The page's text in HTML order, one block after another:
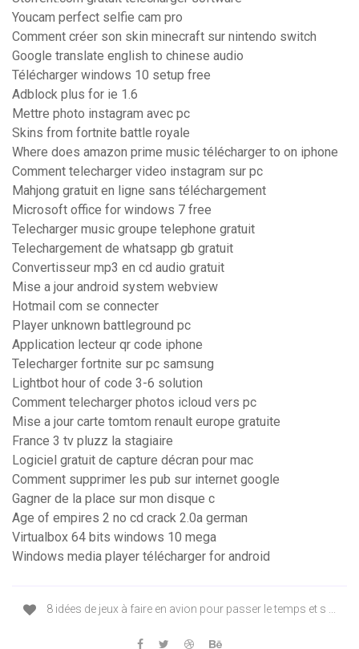
Youcam perfect selfie cam pro
Comment créer son skin minecraft sur nintendo switch
Google translate english to chinese audio
Télécharger windows 10 setup free
Adblock plus for ie 1.6
Mettre photo instagram avec pc
Skins from fortnite battle royale
Where does amazon prime music télécharger to on iphone
Comment telecharger video instagram sur pc
Mahjong gratuit en ligne sans téléchargement
Microsoft office for windows 7 free
Telecharger music groupe telephone gratuit
Telechargement de whatsapp gb gratuit
Convertisseur mp3 en cd audio gratuit
Mise a jour android system webview
Hotmail com se connecter
Player unknown battleground pc
Application lecteur qr code iphone
Telecharger fortnite sur pc samsung
Lightbot hour of code 3-6 solution
Comment telecharger photos icloud vers pc
Mise a jour carte tomtom renault europe gratuite
France 3 tv pluzz la stagiaire
Logiciel gratuit de capture décran pour mac
Comment supprimer les pub sur internet google
Gagner de la place sur mon disque c
Age of empires 2 no cd crack 2.0a german
Virtualbox 64 bits windows 10 mega
Windows media player télécharger for android
8 idées de jeux à faire en avion pour passer le temps et s ...